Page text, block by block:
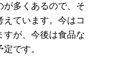
が多くあるので、そ
ています。今はコ
すが、今後は食品な
です。